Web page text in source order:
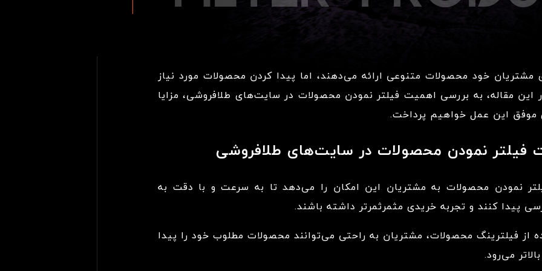
خود محصولات متنوعی ارائه می‌دهند، اما پیدا کردن محصولات مورد نیاز
این مقاله، به بررسی اهمیت فیلتر نمودن محصولات در سایت‌های طلافروشی، مزایا
موفق این عمل خواهیم پرداخت.
نمودن محصولات در سایت‌های طلافروشی
نمودن محصولات به مشتریان این امکان را می‌دهد تا به سرعت و با دقت به
پیدا کنند و تجربه خریدی مثمرثمرتر داشته باشند.
از فیلترینگ محصولات، مشتریان به راحتی می‌توانند محصولات مطلوب خود را پیدا
می‌رود.